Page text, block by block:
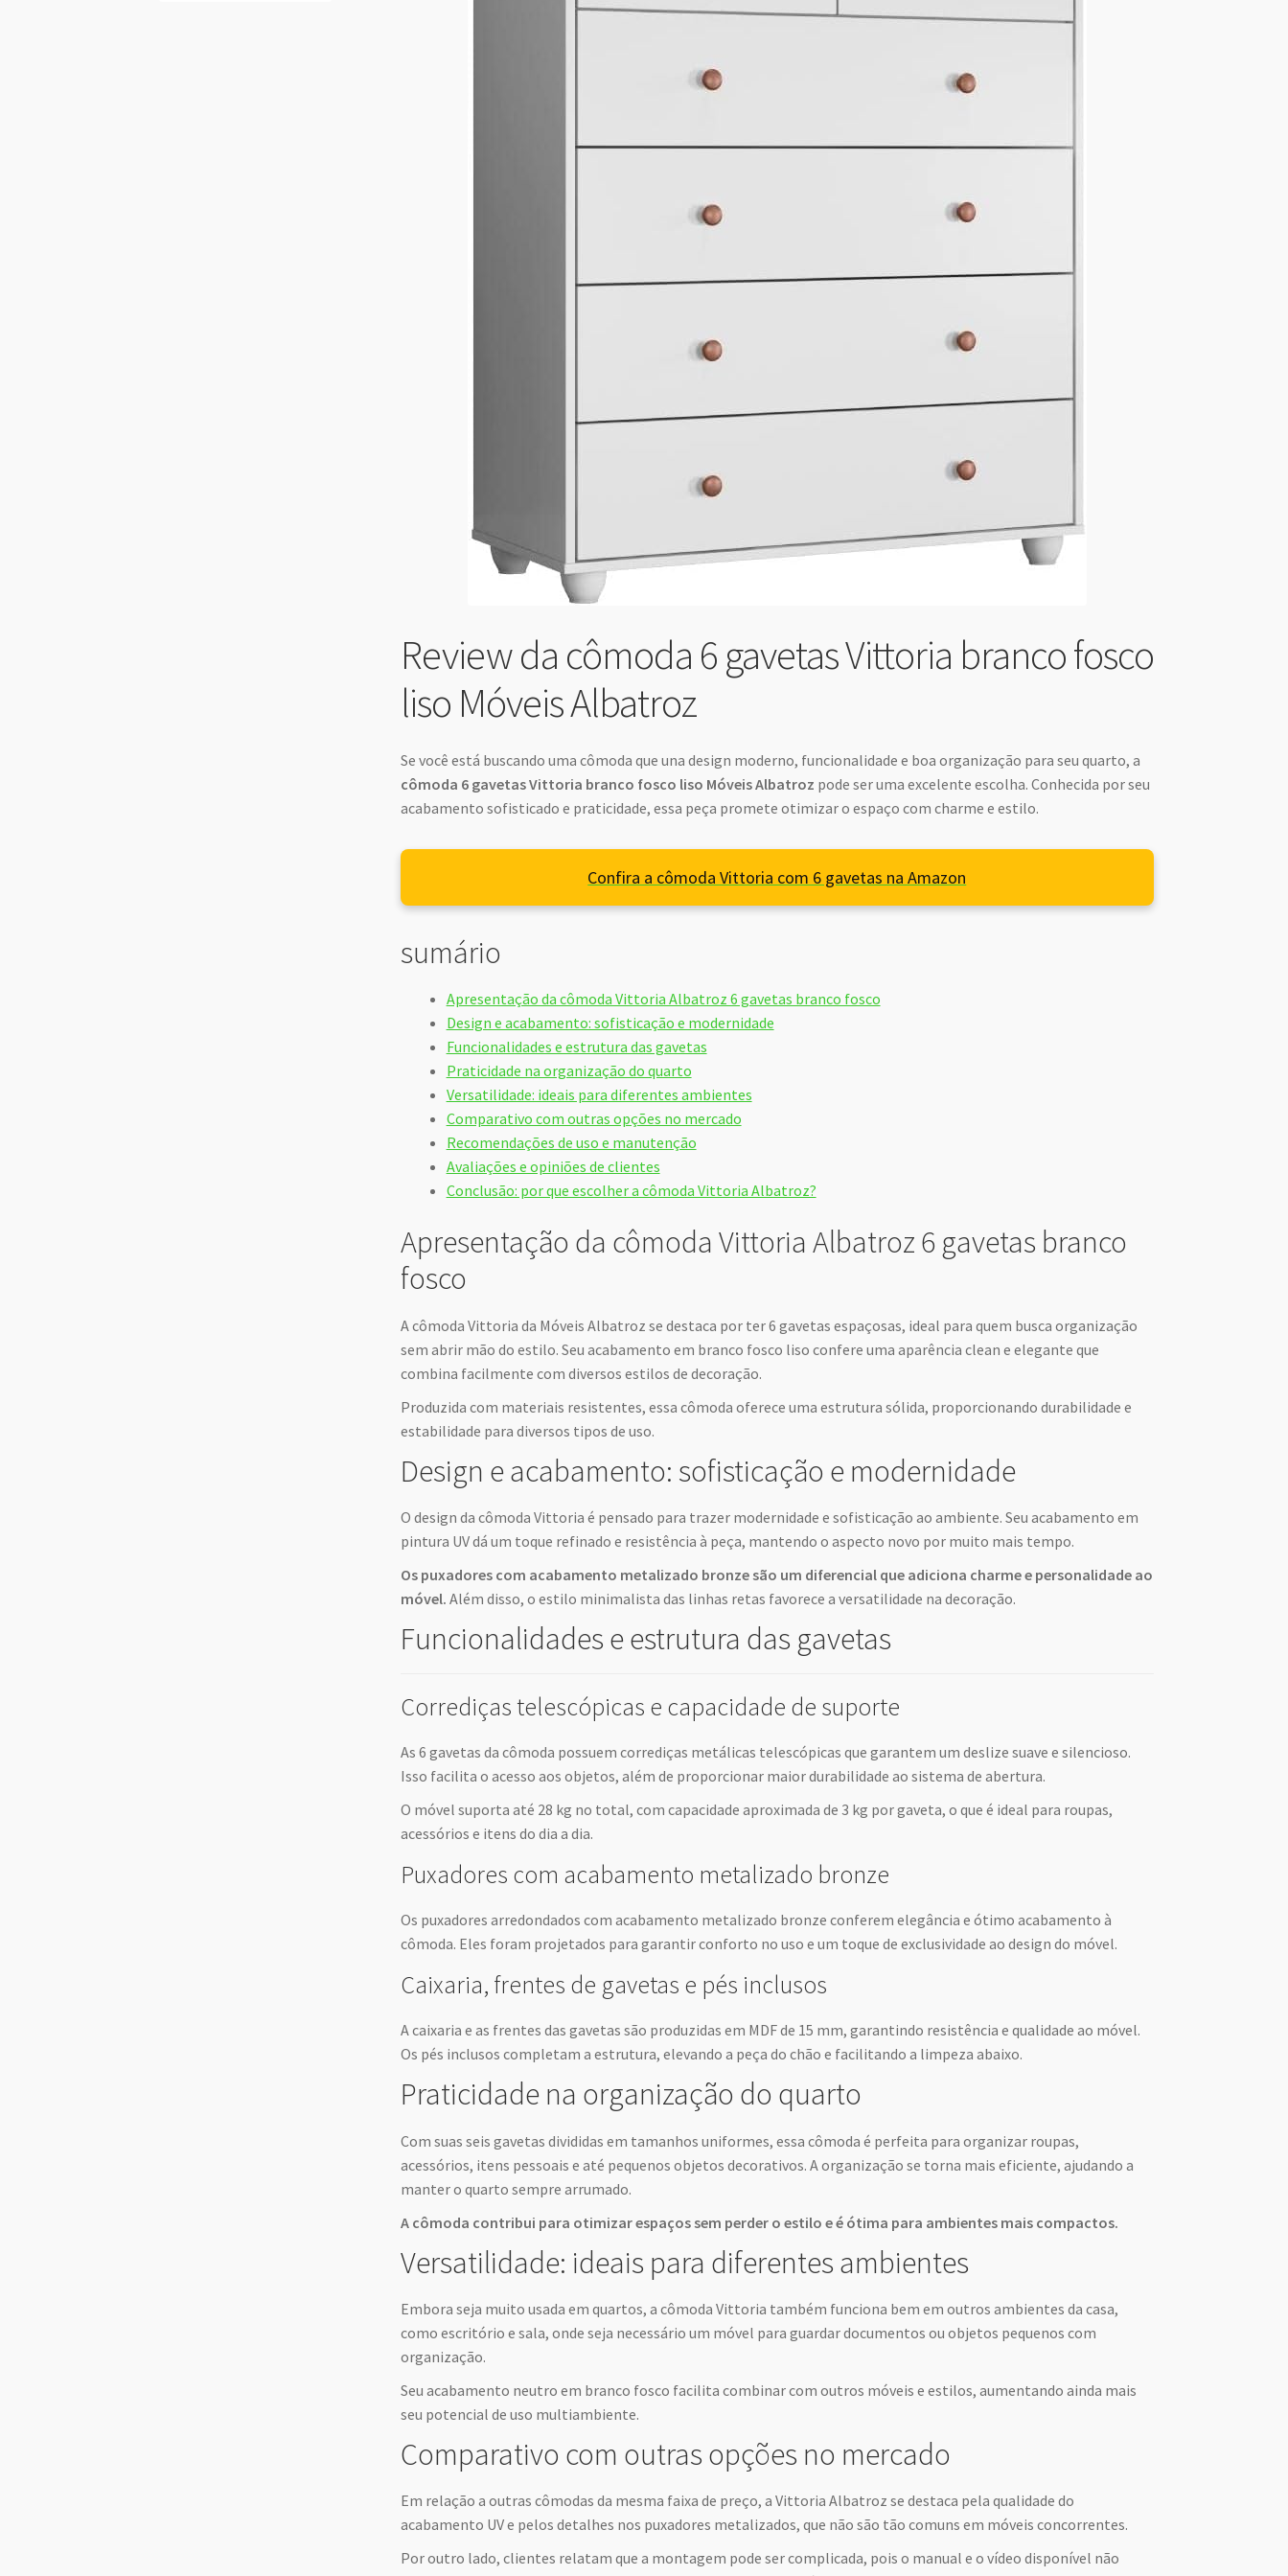
Review da cômoda 6 gavetas Vittoria branco fosco
liso Móveis Albatroz
Se você está buscando uma cômoda que una design moderno, funcionalidade e boa organização para seu quarto, a
cômoda 6 gavetas Vittoria branco fosco liso Móveis Albatroz pode ser uma excelente escolha. Conhecida por seu
acabamento sofisticado e praticidade, essa peça promete otimizar o espaço com charme e estilo.
Confira a cômoda Vittoria com 6 gavetas na Amazon
sumário
Apresentação da cômoda Vittoria Albatroz 6 gavetas branco fosco
Design e acabamento: sofisticação e modernidade
Funcionalidades e estrutura das gavetas
Praticidade na organização do quarto
Versatilidade: ideais para diferentes ambientes
Comparativo com outras opções no mercado
Recomendações de uso e manutenção
Avaliações e opiniões de clientes
Conclusão: por que escolher a cômoda Vittoria Albatroz?
Apresentação da cômoda Vittoria Albatroz 6 gavetas branco
fosco
A cômoda Vittoria da Móveis Albatroz se destaca por ter 6 gavetas espaçosas, ideal para quem busca organização
sem abrir mão do estilo. Seu acabamento em branco fosco liso confere uma aparência clean e elegante que
combina facilmente com diversos estilos de decoração.
Produzida com materiais resistentes, essa cômoda oferece uma estrutura sólida, proporcionando durabilidade e
estabilidade para diversos tipos de uso.
Design e acabamento: sofisticação e modernidade
O design da cômoda Vittoria é pensado para trazer modernidade e sofisticação ao ambiente. Seu acabamento em
pintura UV dá um toque refinado e resistência à peça, mantendo o aspecto novo por muito mais tempo.
Os puxadores com acabamento metalizado bronze são um diferencial que adiciona charme e personalidade ao
móvel. Além disso, o estilo minimalista das linhas retas favorece a versatilidade na decoração.
Funcionalidades e estrutura das gavetas
Corrediças telescópicas e capacidade de suporte
As 6 gavetas da cômoda possuem corrediças metálicas telescópicas que garantem um deslize suave e silencioso.
Isso facilita o acesso aos objetos, além de proporcionar maior durabilidade ao sistema de abertura.
O móvel suporta até 28 kg no total, com capacidade aproximada de 3 kg por gaveta, o que é ideal para roupas,
acessórios e itens do dia a dia.
Puxadores com acabamento metalizado bronze
Os puxadores arredondados com acabamento metalizado bronze conferem elegância e ótimo acabamento à
cômoda. Eles foram projetados para garantir conforto no uso e um toque de exclusividade ao design do móvel.
Caixaria, frentes de gavetas e pés inclusos
A caixaria e as frentes das gavetas são produzidas em MDF de 15 mm, garantindo resistência e qualidade ao móvel.
Os pés inclusos completam a estrutura, elevando a peça do chão e facilitando a limpeza abaixo.
Praticidade na organização do quarto
Com suas seis gavetas divididas em tamanhos uniformes, essa cômoda é perfeita para organizar roupas,
acessórios, itens pessoais e até pequenos objetos decorativos. A organização se torna mais eficiente, ajudando a
manter o quarto sempre arrumado.
A cômoda contribui para otimizar espaços sem perder o estilo e é ótima para ambientes mais compactos.
Versatilidade: ideais para diferentes ambientes
Embora seja muito usada em quartos, a cômoda Vittoria também funciona bem em outros ambientes da casa,
como escritório e sala, onde seja necessário um móvel para guardar documentos ou objetos pequenos com
organização.
Seu acabamento neutro em branco fosco facilita combinar com outros móveis e estilos, aumentando ainda mais
seu potencial de uso multiambiente.
Comparativo com outras opções no mercado
Em relação a outras cômodas da mesma faixa de preço, a Vittoria Albatroz se destaca pela qualidade do
acabamento UV e pelos detalhes nos puxadores metalizados, que não são tão comuns em móveis concorrentes.
Por outro lado, clientes relatam que a montagem pode ser complicada, pois o manual e o vídeo disponível não